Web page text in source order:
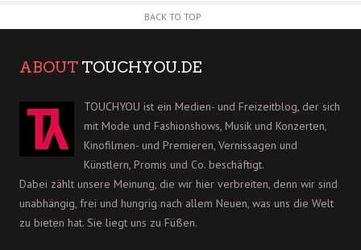
BACK TO TOP
ABOUT TOUCHYOU.DE
TOUCHYOU ist ein Medien- und Freizeitblog, der sich
mit Mode und Fashionshows, Musik und Konzerten,
Kinofilmen- und Premieren, Vernissagen und
Künstlern, Promis und Co. beschäftigt.
Dabei zählt unsere Meinung, die wir hier verbreiten, denn wir sind
unabhängig, frei und hungrig nach allem Neuen, was uns die Welt
zu bieten hat. Sie liegt uns zu Füßen.